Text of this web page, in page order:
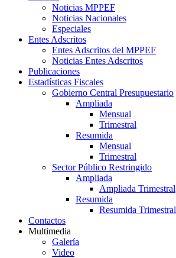
Noticias MPPEF
Noticias Nacionales
Especiales
Entes Adscritos
Entes Adscritos del MPPEF
Noticias Entes Adscritos
Publicaciones
Estadísticas Fiscales
Gobierno Central Presupuestario
Ampliada
Mensual
Trimestral
Resumida
Mensual
Trimestral
Sector Público Restringido
Ampliada
Ampliada Trimestral
Resumida
Resumida Trimestral
Contactos
Multimedia
Galería
Video